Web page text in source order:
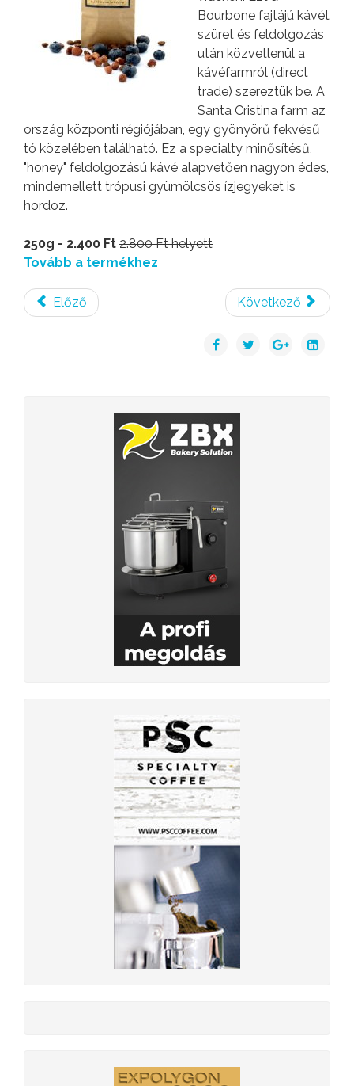
Bourbone fajtájú kávét
szüret és feldolgozás
után közvetlenül a
kávéfarmról (direct
trade) szereztük be. A
Santa Cristina farm az
ország központi régiójában, egy gyönyörű fekvésű
tó közelében található. Ez a specialty minősítésű,
"honey" feldolgozású kávé alapvetően nagyon édes,
mindemellett trópusi gyümölcsös ízjegyeket is
hordoz.
250g - 2.400 Ft 2.800 Ft helyett
Tovább a termékhez
Előző Következő